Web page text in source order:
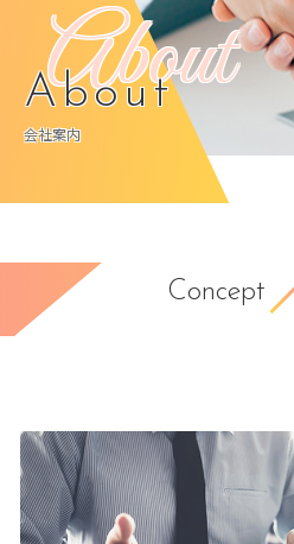
About
About
会社案内
Concept